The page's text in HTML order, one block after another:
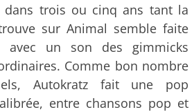
dans trois ou cinq ans tant la
sur Animal semble faite
avec un son des gimmicks
Comme bon nombre
Autokratz fait une pop
entre chansons pop et